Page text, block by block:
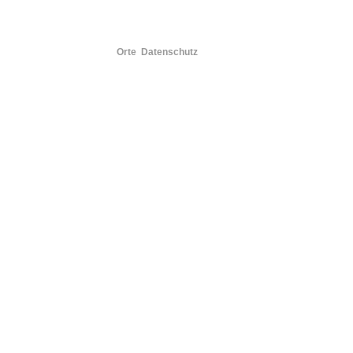
Orte Datenschutz